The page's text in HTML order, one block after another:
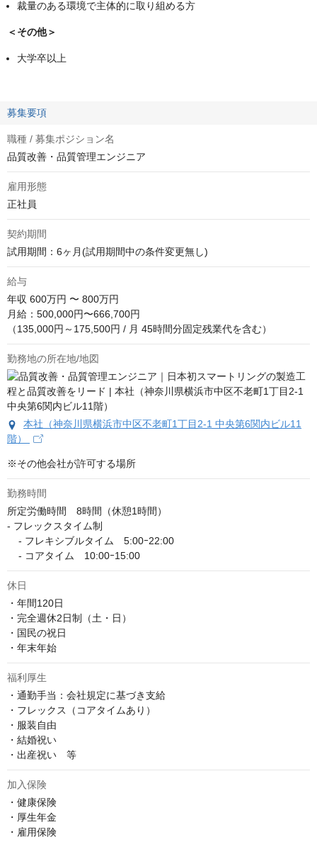
裁量のある環境で主体的に取り組める方
＜その他＞
大学卒以上
募集要項
職種 / 募集ポジション名
品質改善・品質管理エンジニア
雇用形態
正社員
契約期間
試用期間：6ヶ月(試用期間中の条件変更無し)
給与
年収 600万円 〜 800万円
月給：500,000円〜666,700円
（135,000円～175,500円 / 月 45時間分固定残業代を含む）
勤務地の所在地/地図
本社（神奈川県横浜市中区不老町1丁目2-1 中央第6関内ビル11
階）
※その他会社が許可する場所
勤務時間
所定労働時間　8時間（休憩1時間）
- フレックスタイム制
    - コアタイム　10:00ｰ15:00
休日
・年間120日
・完全週休2日制（土・日）
・国民の祝日
・年末年始
福利厚生
・通勤手当：会社規定に基づき支給
・フレックス（コアタイムあり）
・服装自由
・結婚祝い
・出産祝い　等
加入保険
・健康保険
・厚生年金
・雇用保険